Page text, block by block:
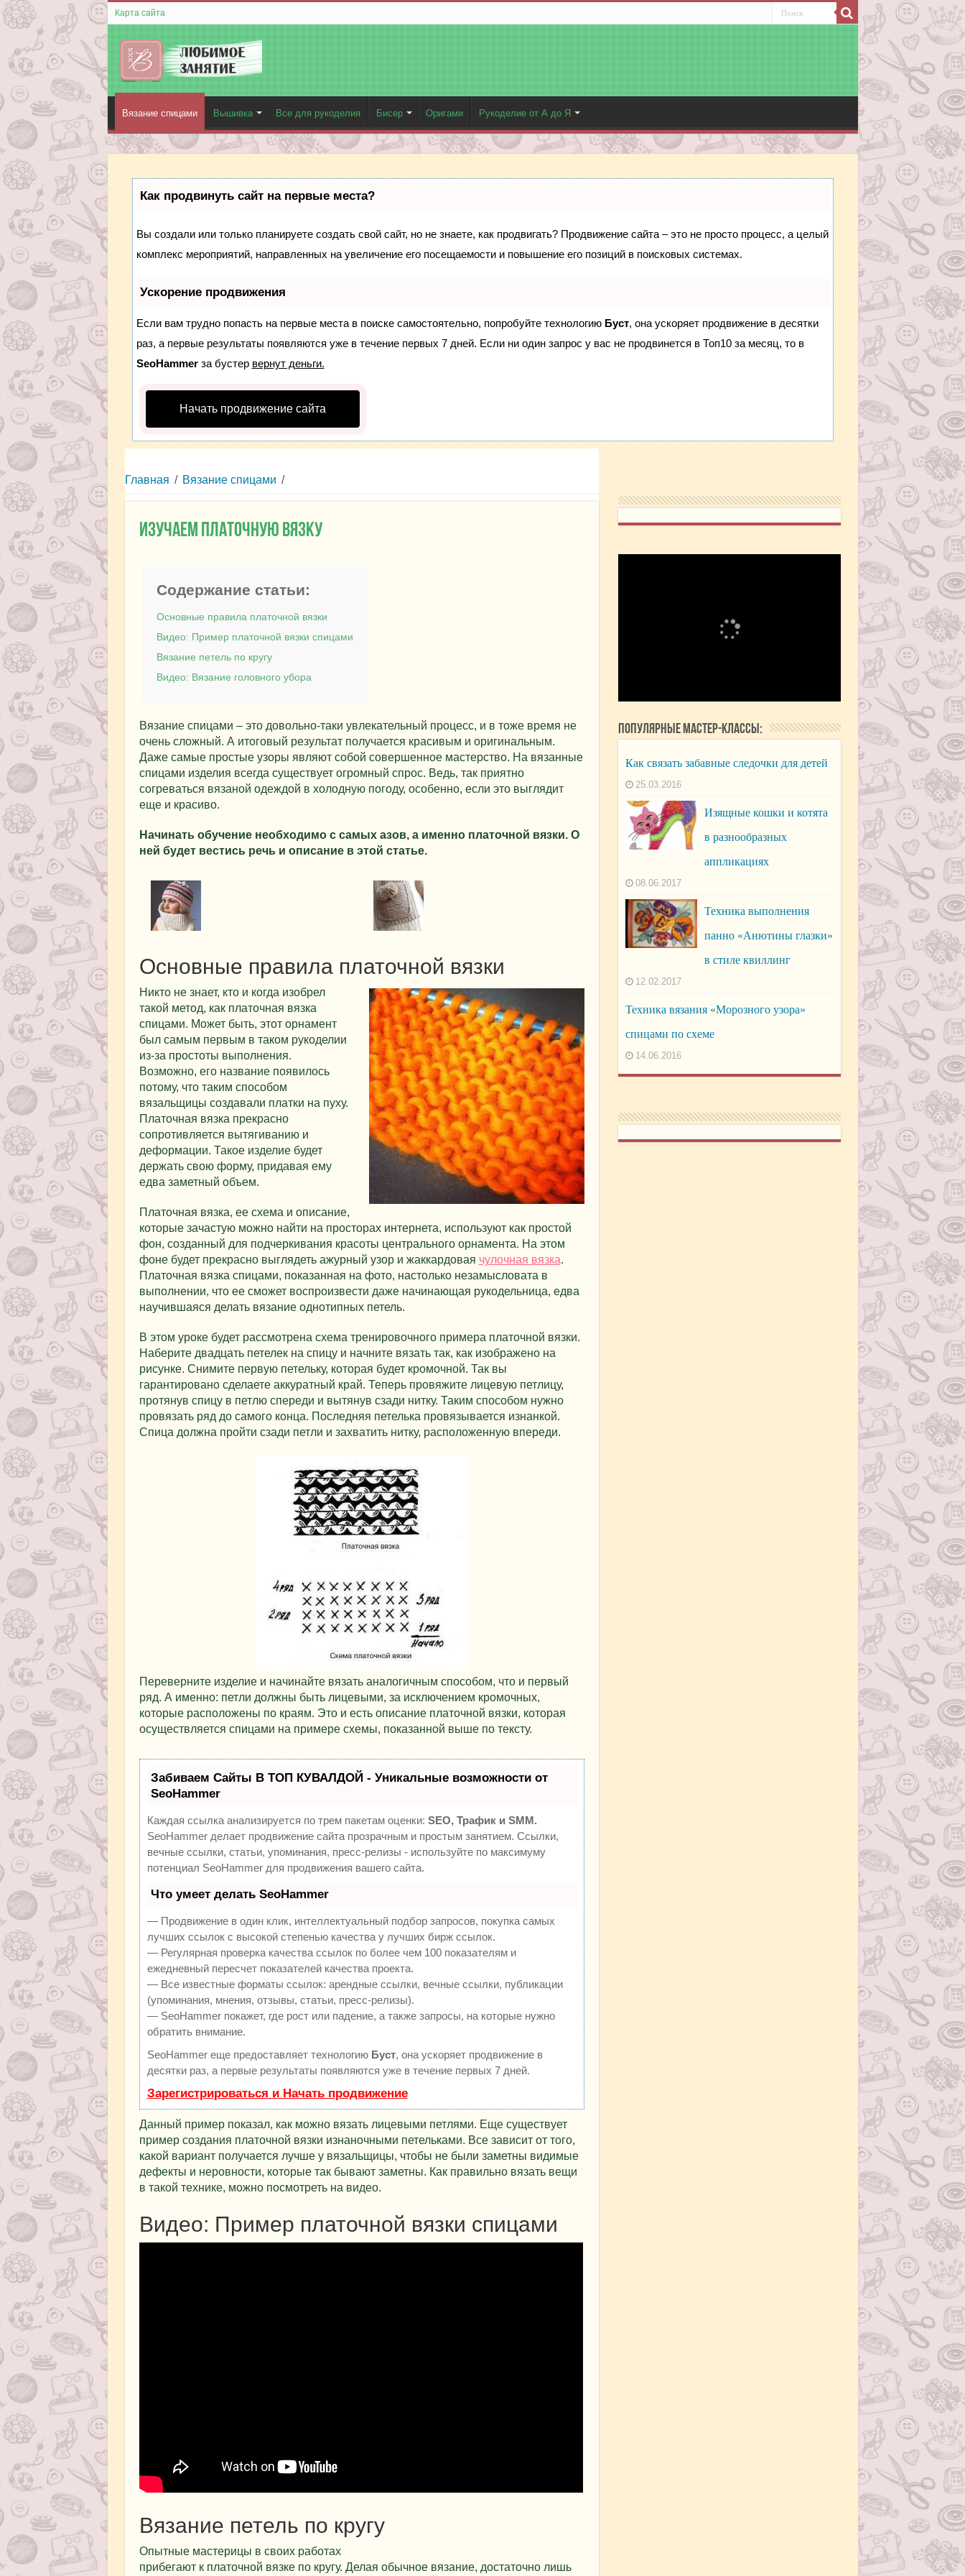
Карта сайта
Вязание спицами Вышивка Все для рукоделия Бисер Оригами Рукоделие от А до Я
Как продвинуть сайт на первые места?
Вы создали или только планируете создать свой сайт, но не знаете, как продвигать? Продвижение сайта – это не просто процесс, а целый
комплекс мероприятий, направленных на увеличение его посещаемости и повышение его позиций в поисковых системах.
Ускорение продвижения
Если вам трудно попасть на первые места в поиске самостоятельно, попробуйте технологию Буст, она ускоряет продвижение в десятки
раз, а первые результаты появляются уже в течение первых 7 дней. Если ни один запрос у вас не продвинется в Топ10 за месяц, то в
SeoHammerза бустер вернут деньги.
Начать продвижение сайта
Главная / Вязание спицами /
Изучаем платочную вязку
Содержание статьи:
Основные правила платочной вязки
Видео: Пример платочной вязки спицами
Вязание петель по кругу
Видео: Вязание головного убора
Вязание спицами – это довольно-таки увлекательный процесс, и в тоже время не
очень сложный. А итоговый результат получается красивым и оригинальным.
Даже самые простые узоры являют собой совершенное мастерство. На вязанные
спицами изделия всегда существует огромный спрос. Ведь, так приятно
согреваться вязаной одеждой в холодную погоду, особенно, если это выглядит
еще и красиво.
Начинать обучение необходимо с самых азов, а именно платочной вязки. О
ней будет вестись речь и описание в этой статье.
Основные правила платочной вязки
Никто не знает, кто и когда изобрел
такой метод, как платочная вязка
спицами. Может быть, этот орнамент
был самым первым в таком рукоделии
из-за простоты выполнения.
Возможно, его название появилось
потому, что таким способом
вязальщицы создавали платки на пуху.
Платочная вязка прекрасно
сопротивляется вытягиванию и
деформации. Такое изделие будет
держать свою форму, придавая ему
едва заметный объем.
Платочная вязка, ее схема и описание,
которые зачастую можно найти на просторах интернета, используют как простой
фон, созданный для подчеркивания красоты центрального орнамента. На этом
фоне будет прекрасно выглядеть ажурный узор и жаккардовая чулочная вязка.
Платочная вязка спицами, показанная на фото, настолько незамысловата в
выполнении, что ее сможет воспроизвести даже начинающая рукодельница, едва
научившаяся делать вязание однотипных петель.
В этом уроке будет рассмотрена схема тренировочного примера платочной вязки.
Наберите двадцать петелек на спицу и начните вязать так, как изображено на
рисунке. Снимите первую петельку, которая будет кромочной. Так вы
гарантировано сделаете аккуратный край. Теперь провяжите лицевую петлицу,
протянув спицу в петлю спереди и вытянув сзади нитку. Таким способом нужно
провязать ряд до самого конца. Последняя петелька провязывается изнанкой.
Спица должна пройти сзади петли и захватить нитку, расположенную впереди.
Переверните изделие и начинайте вязать аналогичным способом, что и первый
ряд. А именно: петли должны быть лицевыми, за исключением кромочных,
которые расположены по краям. Это и есть описание платочной вязки, которая
осуществляется спицами на примере схемы, показанной выше по тексту.
Забиваем Сайты В ТОП КУВАЛДОЙ - Уникальные возможности от
SeoHammer
Каждая ссылка анализируется по трем пакетам оценки: SEO, Трафик и SMM.
SeoHammer делает продвижение сайта прозрачным и простым занятием. Ссылки,
вечные ссылки, статьи, упоминания, пресс-релизы - используйте по максимуму
потенциал SeoHammer для продвижения вашего сайта.
Что умеет делать SeoHammer
— Продвижение в один клик, интеллектуальный подбор запросов, покупка самых
лучших ссылок с высокой степенью качества у лучших бирж ссылок.
— Регулярная проверка качества ссылок по более чем 100 показателям и
ежедневный пересчет показателей качества проекта.
— Все известные форматы ссылок: арендные ссылки, вечные ссылки, публикации
(упоминания, мнения, отзывы, статьи, пресс-релизы).
— SeoHammer покажет, где рост или падение, а также запросы, на которые нужно
обратить внимание.
SeoHammer еще предоставляет технологию Буст, она ускоряет продвижение в
десятки раз, а первые результаты появляются уже в течение первых 7 дней.
Зарегистрироваться и Начать продвижение
Данный пример показал, как можно вязать лицевыми петлями. Еще существует
пример создания платочной вязки изнаночными петельками. Все зависит от того,
какой вариант получается лучше у вязальщицы, чтобы не были заметны видимые
дефекты и неровности, которые так бывают заметны. Как правильно вязать вещи
в такой технике, можно посмотреть на видео.
Видео: Пример платочной вязки спицами
Вязание петель по кругу
Опытные мастерицы в своих работах
прибегают к платочной вязке по кругу. Делая обычное вязание, достаточно лишь
Популярные мастер-классы:
Как связать забавные следочки для детей
25.03.2016
Изящные кошки и котята
в разнообразных
аппликациях
08.06.2017
Техника выполнения
панно «Анютины глазки»
в стиле квиллинг
12.02.2017
Техника вязания «Морозного узора»
спицами по схеме
14.06.2016